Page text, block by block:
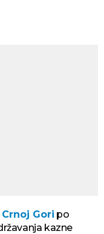
Crnoj Gori po
kazne